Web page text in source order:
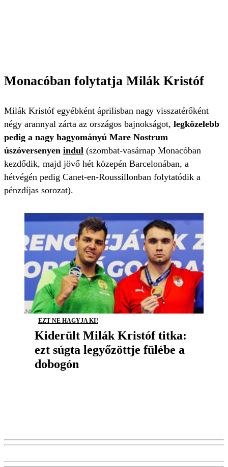
Monacóban folytatja Milák Kristóf
Milák Kristóf egyébként áprilisban nagy visszatérőként
négy arannyal zárta az országos bajnokságot, legközelebb
pedig a nagy hagyományú Mare Nostrum
úszóversenyen indul (szombat-vasárnap Monacóban
kezdődik, majd jövő hét közepén Barcelonában, a
hétvégén pedig Canet-en-Roussillonban folytatódik a
pénzdíjas sorozat).
EZT NE HAGYJA KI!
Kiderült Milák Kristóf titka:
ezt súgta legyőzöttje fülébe a
dobogón